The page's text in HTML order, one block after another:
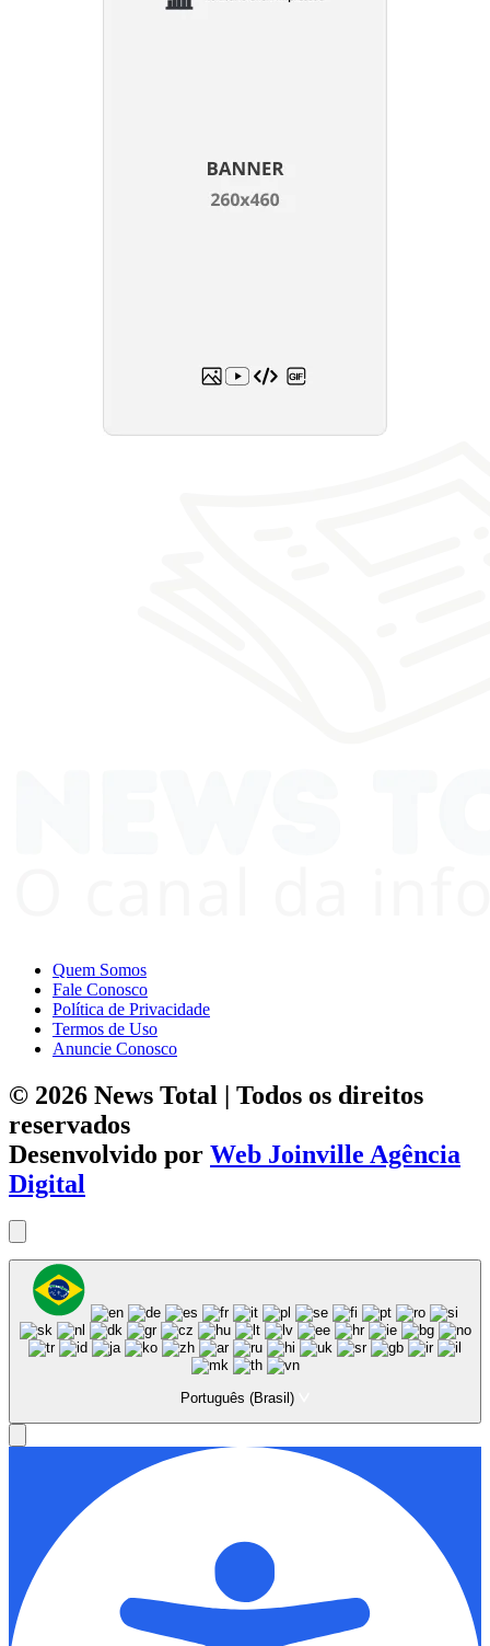
Quem Somos
Fale Conosco
Política de Privacidade
Termos de Uso
Anuncie Conosco
© 2026 News Total | Todos os direitos
reservados
Desenvolvido por Web Joinville Agência
Digital
Português (Brasil)